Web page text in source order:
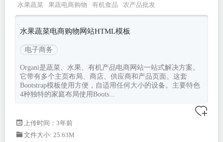
水果蔬菜 果蔬电商购物 有机食品
农产品批发
电子商务
水果蔬菜电商购物网站HTML模板
电子商务
Organi是蔬菜、水果、有机产品电商网站一站式解决方案。
它带有多个主页布局、商店、供应商和产品页面。这套
Bootstrap模板使用方便，自适用任何大小的设备。主要特色
4种独特的家庭布局使用Boots...
上传时间：3年前
文件大小: 25.63M